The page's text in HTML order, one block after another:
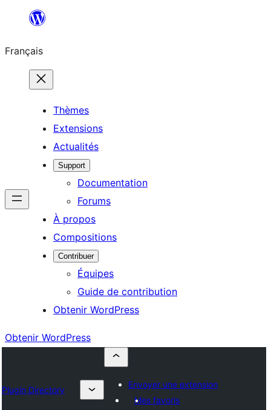
contenu
Français
Thèmes
Extensions
Actualités
Support
Documentation
Forums
À propos
Compositions
Contribuer
Équipes
Guide de contribution
Obtenir WordPress
Obtenir WordPress
Plugin Directory
Envoyer une extension
Mes favoris